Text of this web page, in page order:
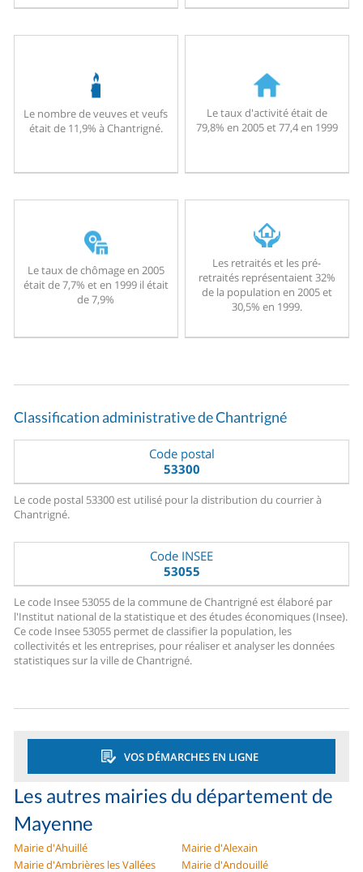
Le nombre de veuves et veufs
était de 11,9% à Chantrigné.
Le taux d'activité était de
79,8% en 2005 et 77,4 en 1999
Le taux de chômage en 2005
était de 7,7% et en 1999 il était
de 7,9%
Les retraités et les pré-
retraités représentaient 32%
de la population en 2005 et
30,5% en 1999.
Classification administrative de Chantrigné
Code postal
53300
Le code postal 53300 est utilisé pour la distribution du courrier à
Chantrigné.
Code INSEE
53055
Le code Insee 53055 de la commune de Chantrigné est élaboré par
l'Institut national de la statistique et des études économiques (Insee).
Ce code Insee 53055 permet de classifier la population, les
collectivités et les entreprises, pour réaliser et analyser les données
statistiques sur la ville de Chantrigné.
VOS DÉMARCHES EN LIGNE
Les autres mairies du département de
Mayenne
Mairie d'Ahuillé
Mairie d'Alexain
Mairie d'Ambrières les Vallées
Mairie d'Andouillé